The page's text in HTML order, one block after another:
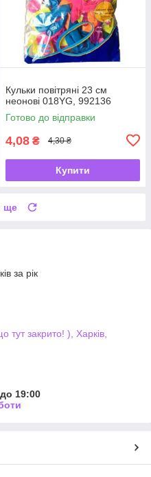
Кульки повітряні 23 см
неонові 018YG, 992136
Готово до відправки
4,08 ₴ 4,30 ₴
Купити
ще
за рік
тут закрито! ), Харків,
19:00